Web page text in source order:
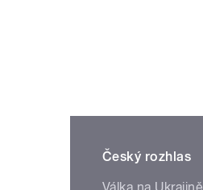
Český rozhlas